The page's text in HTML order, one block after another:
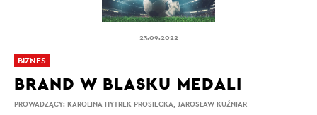
23.09.2022
PROWADZĄCY: KAROLINA HYTREK-PROSIECKA, JAROSŁAW KUŹNIAR
BRAND W BLASKU MEDALI
BIZNES